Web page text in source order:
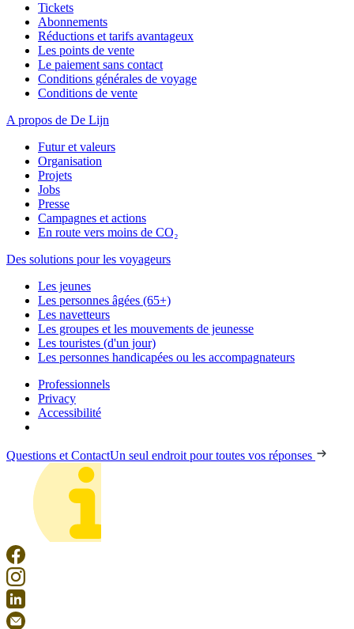
Tickets
Abonnements
Réductions et tarifs avantageux
Les points de vente
Le paiement sans contact
Conditions générales de voyage
Conditions de vente
A propos de De Lijn
Futur et valeurs
Organisation
Projets
Jobs
Presse
Campagnes et actions
En route vers moins de CO₂
Des solutions pour les voyageurs
Les jeunes
Les personnes âgées (65+)
Les navetteurs
Les groupes et les mouvements de jeunesse
Les touristes (d'un jour)
Les personnes handicapées ou les accompagnateurs
Professionnels
Privacy
Accessibilité
Questions et ContactUn seul endroit pour toutes vos réponses